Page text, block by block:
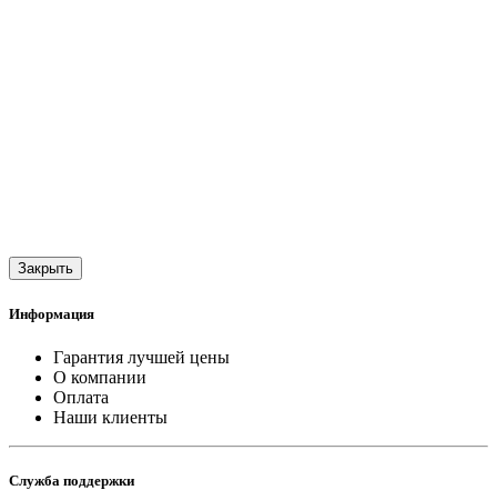
Закрыть
Информация
Гарантия лучшей цены
О компании
Оплата
Наши клиенты
Служба поддержки